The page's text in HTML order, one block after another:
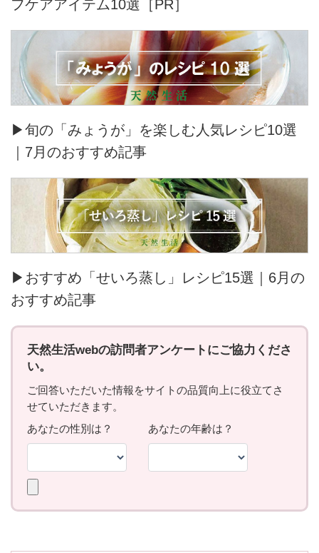
フケアアイテム10選［PR］
▶旬の「みょうが」を楽しむ人気レシピ10選
｜7月のおすすめ記事
▶おすすめ「せいろ蒸し」レシピ15選｜6月の
おすすめ記事